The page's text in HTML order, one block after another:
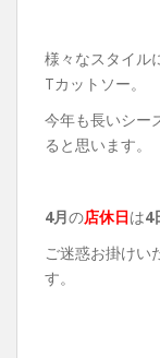
様々なスタイル
Tカットソー。
今年も長いシー
ると思います。
4月の店休日は4
ご迷惑お掛けい
す。